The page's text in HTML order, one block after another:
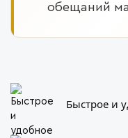
обещаний
Быстрое и